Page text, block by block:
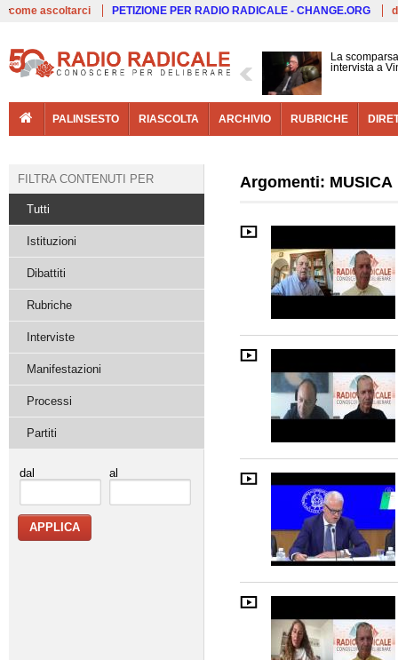
come ascoltarci PETIZIONE PER RADIO RADICALE - CHANGE.ORG
La
intervista a
PALINSESTO RIASCOLTA ARCHIVIO RUBRICHE
Argomenti: MUSICA
FILTRA CONTENUTI PER
Tutti
Istituzioni
Dibattiti
Rubriche
Interviste
Manifestazioni
Processi
Partiti
dal al